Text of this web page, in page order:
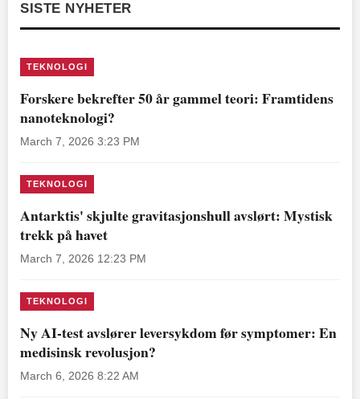
SISTE NYHETER
TEKNOLOGI
Forskere bekrefter 50 år gammel teori: Framtidens
nanoteknologi?
March 7, 2026 3:23 PM
TEKNOLOGI
Antarktis' skjulte gravitasjonshull avslørt: Mystisk
trekk på havet
March 7, 2026 12:23 PM
TEKNOLOGI
Ny AI-test avslører leversykdom før symptomer: En
medisinsk revolusjon?
March 6, 2026 8:22 AM